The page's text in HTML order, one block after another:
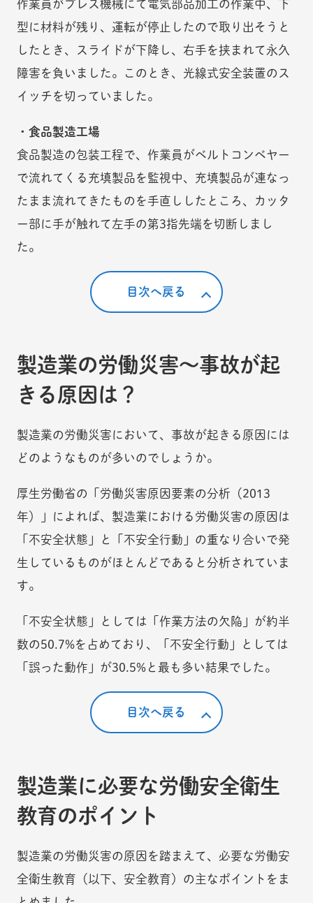
作業員がプレス機械にて電気部品加工の作業中、下
型に材料が残り、運転が停止したので取り出そうと
したとき、スライドが下降し、右手を挟まれて永久
障害を負いました。このとき、光線式安全装置のス
イッチを切っていました。
・食品製造工場
食品製造の包装工程で、作業員がベルトコンベヤー
で流れてくる充填製品を監視中、充填製品が連なっ
たまま流れてきたものを手直ししたところ、カッタ
ー部に手が触れて左手の第3指先端を切断しまし
た。
目次へ戻る
製造業の労働災害〜事故が起
きる原因は？
製造業の労働災害において、事故が起きる原因には
どのようなものが多いのでしょうか。
厚生労働省の「労働災害原因要素の分析（2013
年）」によれば、製造業における労働災害の原因は
「不安全状態」と「不安全行動」の重なり合いで発
生しているものがほとんどであると分析されていま
す。
「不安全状態」としては「作業方法の欠陥」が約半
数の50.7%を占めており、「不安全行動」としては
「誤った動作」が30.5%と最も多い結果でした。
目次へ戻る
製造業に必要な労働安全衛生
教育のポイント
製造業の労働災害の原因を踏まえて、必要な労働安
全衛生教育（以下、安全教育）の主なポイントをま